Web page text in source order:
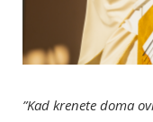
”Kad krenete doma